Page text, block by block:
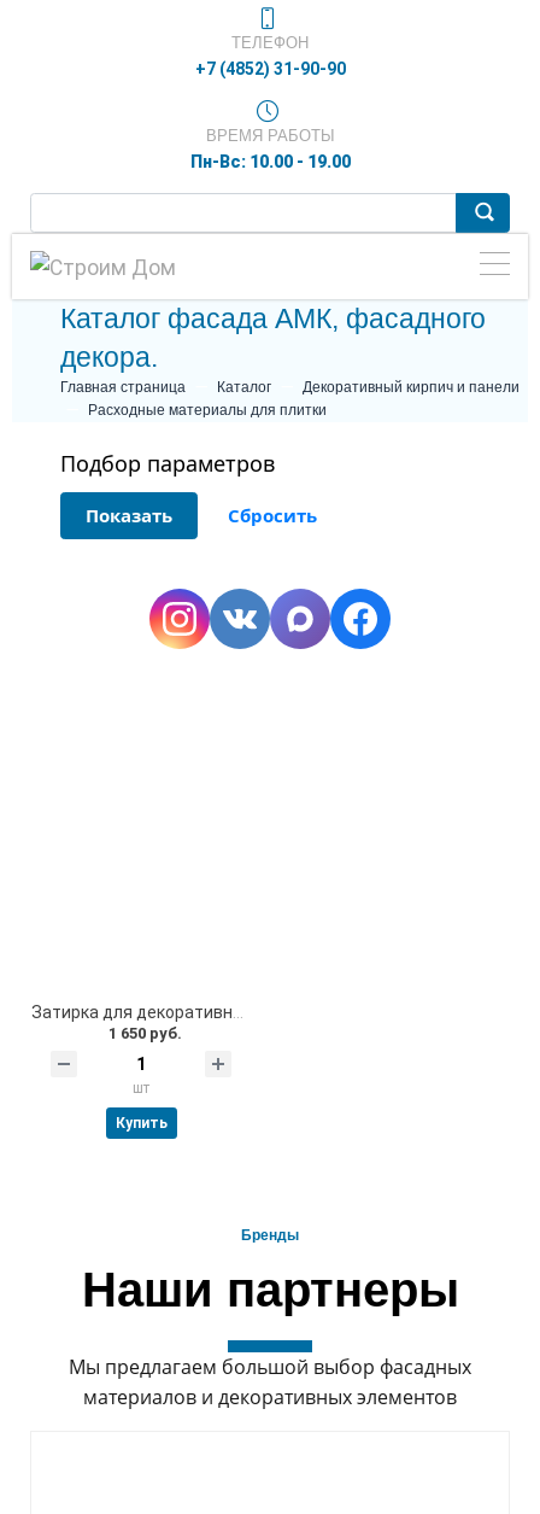
ТЕЛЕФОН
+7 (4852) 31-90-90
ВРЕМЯ РАБОТЫ
Пн-Вс: 10.00 - 19.00
Каталог фасада АМК, фасадного
декора.
Главная страница Каталог
Декоративный кирпич и панели
Расходные материалы для плитки
Подбор параметров
1 650 руб.
шт
Купить
Бренды
Наши партнеры
Мы предлагаем большой выбор фасадных
материалов и декоративных элементов